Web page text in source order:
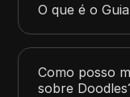
O que é o
Como posso
sobre